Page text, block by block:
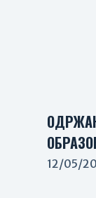
12/05/